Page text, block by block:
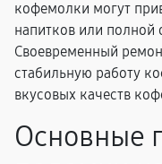
кофемолки могут
напитков или полной
Своевременный
стабильную работу
вкусовых качеств
Основные